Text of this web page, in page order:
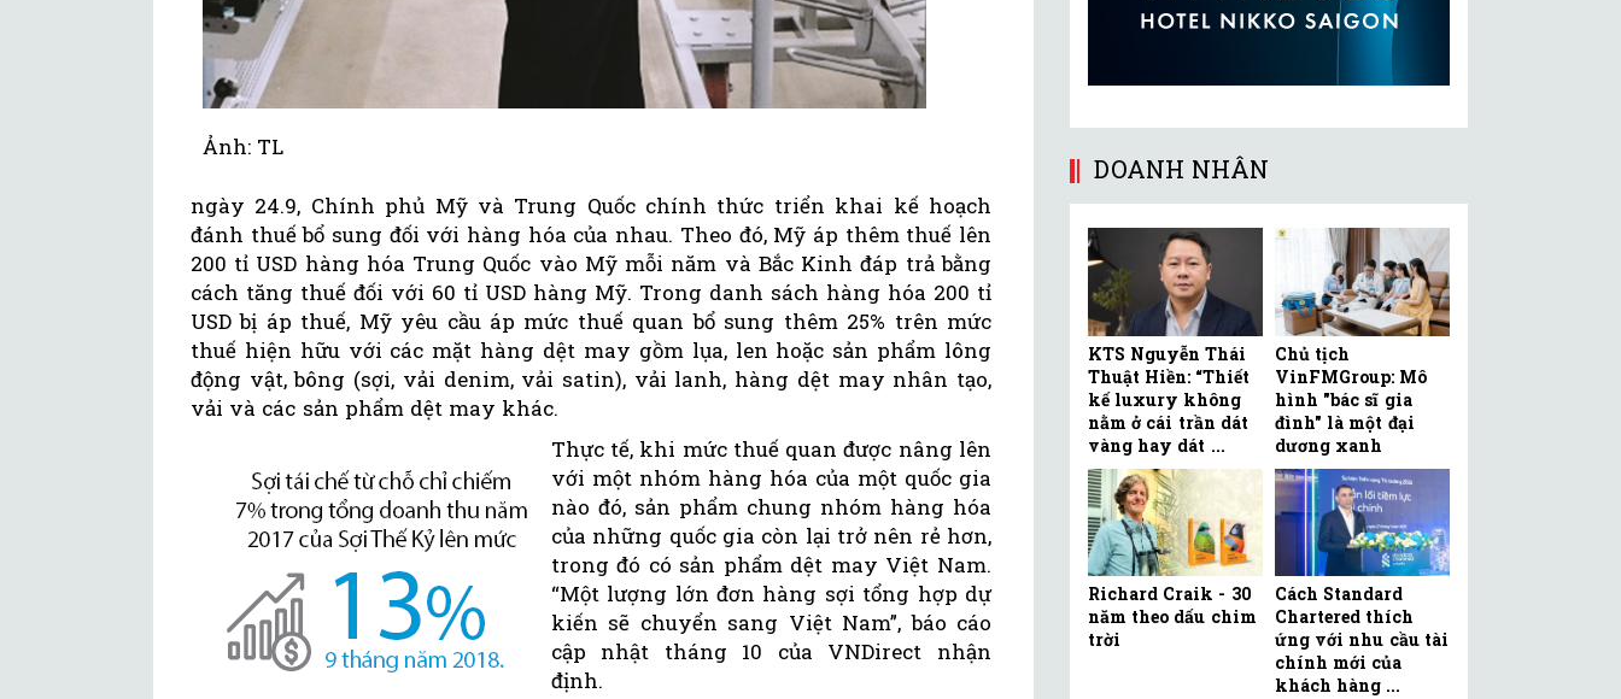
Ảnh: TL
ngày 24.9, Chính phủ Mỹ và Trung Quốc chính thức triển khai kế hoạch
đánh thuế bổ sung đối với hàng hóa của nhau. Theo đó, Mỹ áp thêm thuế lên
200 tỉ USD hàng hóa Trung Quốc vào Mỹ mỗi năm và Bắc Kinh đáp trả bằng
cách tăng thuế đối với 60 tỉ USD hàng Mỹ. Trong danh sách hàng hóa 200 tỉ
USD bị áp thuế, Mỹ yêu cầu áp mức thuế quan bổ sung thêm 25% trên mức
thuế hiện hữu với các mặt hàng dệt may gồm lụa, len hoặc sản phẩm lông
động vật, bông (sợi, vải denim, vải satin), vải lanh, hàng dệt may nhân tạo,
vải và các sản phẩm dệt may khác.
Thực tế, khi mức thuế quan được nâng lên
với một nhóm hàng hóa của một quốc gia
nào đó, sản phẩm chung nhóm hàng hóa
của những quốc gia còn lại trở nên rẻ hơn,
trong đó có sản phẩm dệt may Việt Nam.
“Một lượng lớn đơn hàng sợi tổng hợp dự
kiến sẽ chuyển sang Việt Nam”, báo cáo
cập nhật tháng 10 của VNDirect nhận
định.
DOANH NHÂN
KTS Nguyễn Thái
Thuật Hiền: “Thiết
kế luxury không
nằm ở cái trần dát
vàng hay dát ...
Chủ tịch
VinFMGroup: Mô
hình "bác sĩ gia
đình" là một đại
dương xanh
Richard Craik - 30
năm theo dấu chim
trời
Cách Standard
Chartered thích
ứng với nhu cầu tài
chính mới của
khách hàng ...